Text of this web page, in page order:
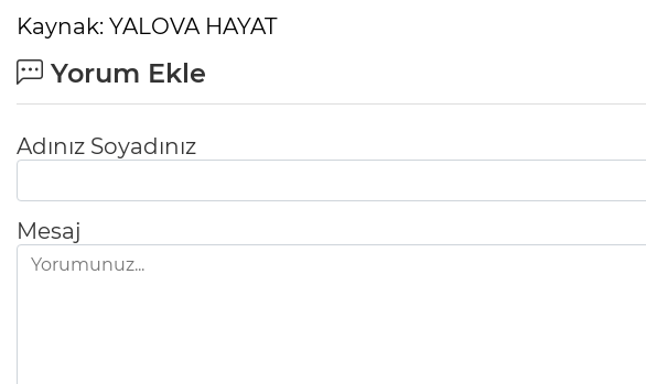
Kaynak: YALOVA HAYAT
Yorum Ekle
Adınız Soyadınız
Mesaj